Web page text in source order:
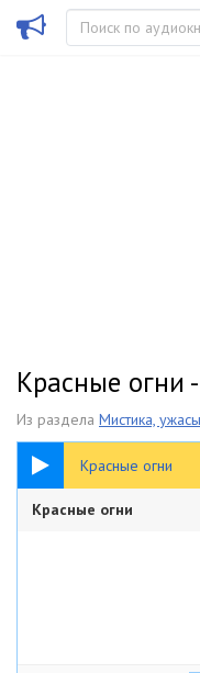
Красные огни
Из раздела Мистика, ужасы
Красные огни
57:03
Красные огни